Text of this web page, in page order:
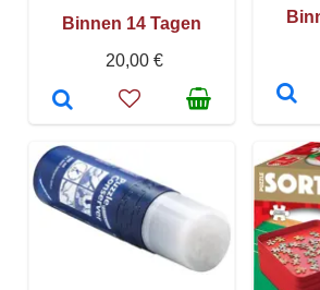
Binnen 14 Tagen
20,00 €